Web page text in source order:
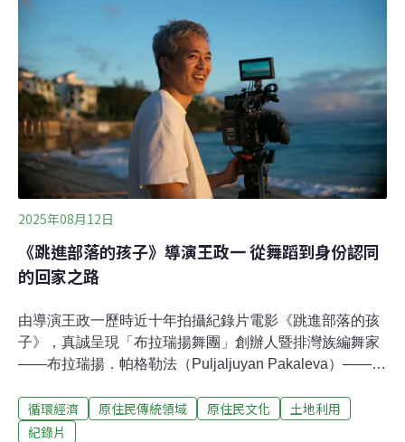
導演沈可尚說，他與團隊一路在拍攝中拋開既定想像，轉
而尋找一種更貼近生命狀態的觀看方式——「怎麼拍，才
最適合這個人、這段歷程，最後還能讓觀眾確實感到被觸
動。」一切緣起於製片王師的一通電話。王師留意到徐仁
修《台灣最後的荒野》攝影集引發的回響，便邀沈可尚談
談拍攝的可能性。沈可尚憶述第一次和徐仁修見面時，對
2025年08月12日
《跳進部落的孩子》導演王政一 從舞蹈到身份認同
的回家之路
由導演王政一歷時近十年拍攝紀錄片電影《跳進部落的孩
子》，真誠呈現「布拉瑞揚舞團」創辦人暨排灣族編舞家
——布拉瑞揚．帕格勒法（Puljaljuyan Pakaleva）——從
藝術家在現代社會中，關於身分認同與文化重建的深刻掙
扎。拍攝初始於2016年，起初只是一次短期的紀錄嘗試，
循環經濟 原住民傳統領域 原住民文化
土地利用
紀錄片